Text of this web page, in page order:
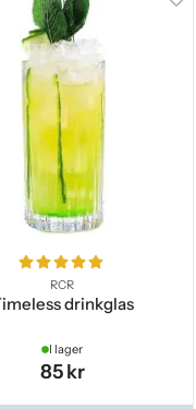
RCR
drinkglas
I lager
85 kr